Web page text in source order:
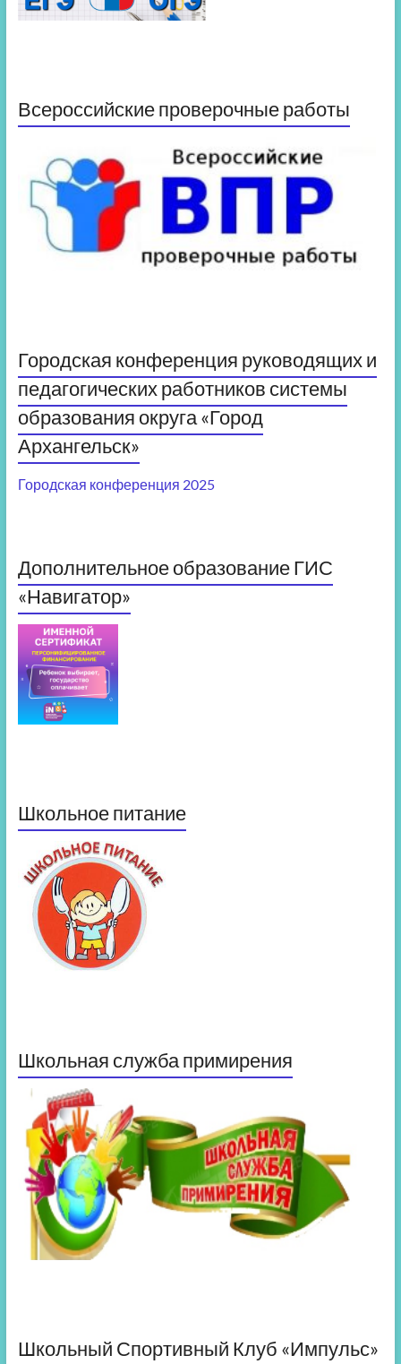
Всероссийские проверочные работы
Городская конференция руководящих и
педагогических работников системы
образования округа «Город
Архангельск»
Городская конференция 2025
Дополнительное образование ГИС
«Навигатор»
Школьное питание
Школьная служба примирения
Школьный Спортивный Клуб «Импульс»